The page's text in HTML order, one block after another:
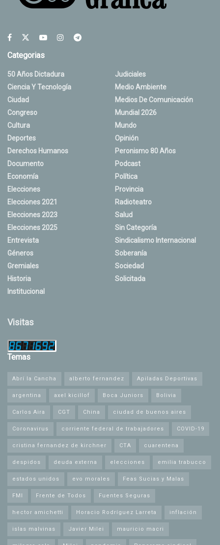
Categorias
50 Años Dictadura
Ciencia Y Tecnología
Ciudad
Congreso
Cultura
Deportes
Derechos Humanos
Documento
Economía
Elecciones
Elecciones 2021
Elecciones 2023
Elecciones 2025
Entrevista
Géneros
Gremiales
Historia
Institucional
Judiciales
Medio Ambiente
Medios De Comunicación
Mundial 2026
Mundo
Opinión
Peronismo 80 Años
Podcast
Política
Provincia
Radioteatro
Salud
Sin Categoría
Sindicalismo Internacional
Soberanía
Sociedad
Solicitada
Visitas
Temas
Abrí la Cancha alberto fernandez Apiladas Deportivas
argentina axel kicillof Boca Juniors Bolivia
Carlos Aira CGT China ciudad de buenos aires
Coronavirus corriente federal de trabajadores COVID-19
cristina fernandez de kirchner CTA cuarentena
despidos deuda externa elecciones emilia trabucco
estados unidos evo morales Feas Sucias y Malas
FMI Frente de Todos Fuentes Seguras
hector amichetti Horacio Rodríguez Larreta inflación
islas malvinas Javier Milei mauricio macri